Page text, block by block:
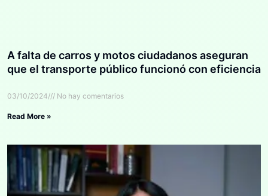
A falta de carros y motos ciudadanos aseguran
que el transporte público funcionó con eficiencia
03/10/2024 No hay comentarios
Read More »